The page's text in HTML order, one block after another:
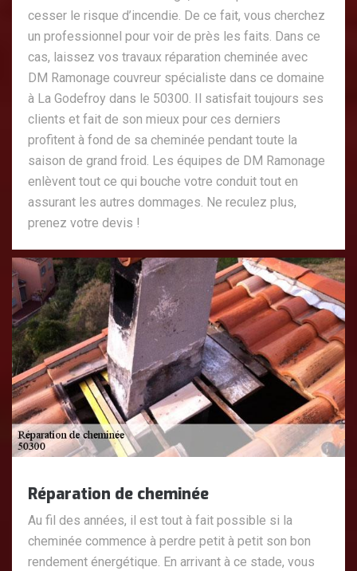
cesser le risque d’incendie. De ce fait, vous cherchez
un professionnel pour voir de près les faits. Dans ce
cas, laissez vos travaux réparation cheminée avec
DM Ramonage couvreur spécialiste dans ce domaine
à La Godefroy dans le 50300. Il satisfait toujours ses
clients et fait de son mieux pour ces derniers
profitent à fond de sa cheminée pendant toute la
saison de grand froid. Les équipes de DM Ramonage
enlèvent tout ce qui bouche votre conduit tout en
assurant les autres dommages. Ne reculez plus,
prenez votre devis !
Réparation de cheminée
Au fil des années, il est tout à fait possible si la
cheminée commence à perdre petit à petit son bon
rendement énergétique. En arrivant à ce stade, vous